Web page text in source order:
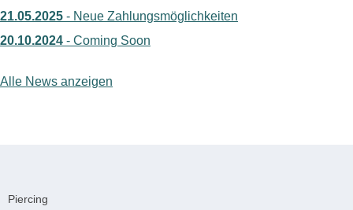
21.05.2025 - Neue Zahlungsmöglichkeiten
20.10.2024 - Coming Soon
Alle News anzeigen
Piercing